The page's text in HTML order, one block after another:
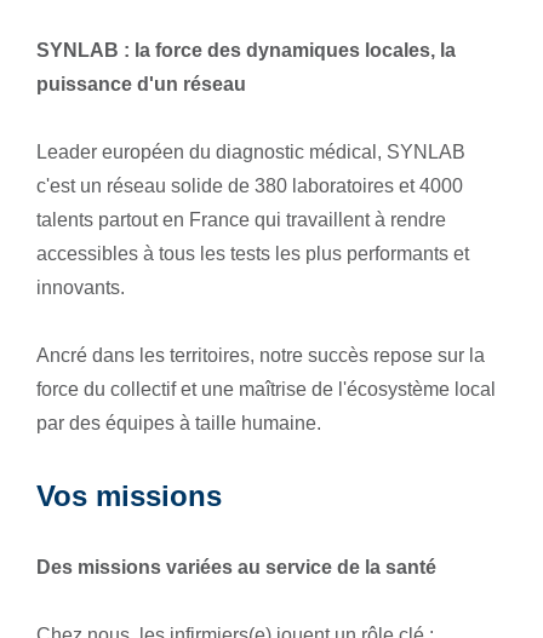
SYNLAB : la force des dynamiques locales, la
puissance d'un réseau
Leader européen du diagnostic médical, SYNLAB
c'est un réseau solide de 380 laboratoires et 4000
talents partout en France qui travaillent à rendre
accessibles à tous les tests les plus performants et
innovants.
Ancré dans les territoires, notre succès repose sur la
force du collectif et une maîtrise de l'écosystème local
par des équipes à taille humaine.
Vos missions
Des missions variées au service de la santé